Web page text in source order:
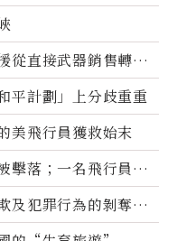
從直接武器銷售轉向
平計劃」上分歧重重
美飛行員獲救始末
擊落；一名飛行員失
及犯罪行為的剝奪公